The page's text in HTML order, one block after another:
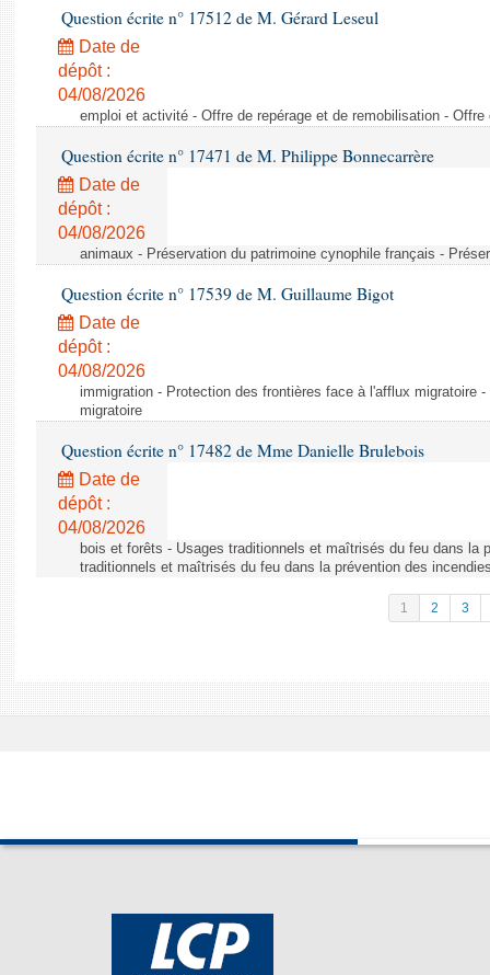
Question écrite n° 17512 de M. Gérard Leseul
Date de
dépôt :
04/08/2026
emploi et activité - Offre de repérage et de remobilisation -
Question écrite n° 17471 de M. Philippe Bonnecarrère
Date de
dépôt :
04/08/2026
animaux - Préservation du patrimoine cynophile français -
Question écrite n° 17539 de M. Guillaume Bigot
Date de
dépôt :
04/08/2026
immigration - Protection des frontières face à l'afflux migratoire
migratoire
Question écrite n° 17482 de Mme Danielle Brulebois
Date de
dépôt :
04/08/2026
bois et forêts - Usages traditionnels et maîtrisés du feu dans la
traditionnels et maîtrisés du feu dans la prévention des
1 2 3